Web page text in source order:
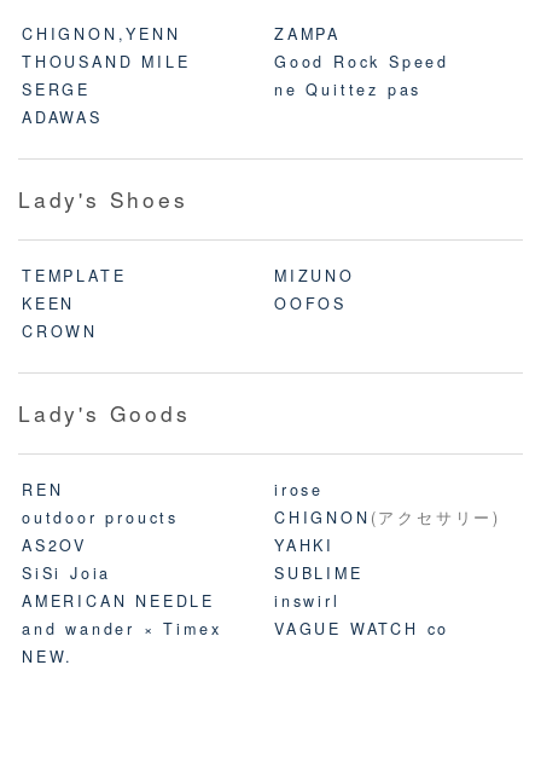
CHIGNON,YENN
ZAMPA
THOUSAND MILE
Good Rock Speed
SERGE
ne Quittez pas
ADAWAS
Lady's Shoes
TEMPLATE
MIZUNO
KEEN
OOFOS
CROWN
Lady's Goods
REN
irose
outdoor proucts
CHIGNON (アクセサリー)
AS2OV
YAHKI
SiSi Joia
SUBLIME
AMERICAN NEEDLE
inswirl
and wander × Timex
VAGUE WATCH co
NEW.